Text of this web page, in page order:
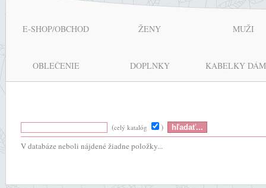
E-SHOP/OBCHOD ŽENY MUŽI
OBLEČENIE DOPLNKY KABELKY
(celý katalóg
)
V databáze neboli nájdené žiadne položky...